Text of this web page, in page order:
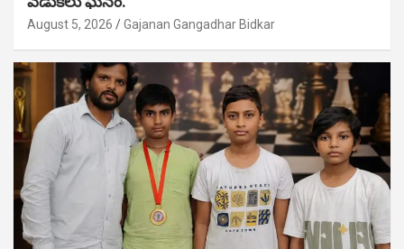
August 5, 2026 Gajanan Gangadhar Bidkar